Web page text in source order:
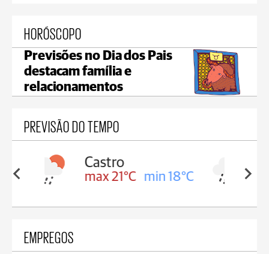
HORÓSCOPO
Previsões no Dia dos Pais
destacam família e
relacionamentos
PREVISÃO DO TEMPO
18°C
Carambeí
max 20°C min 18°C
EMPREGOS